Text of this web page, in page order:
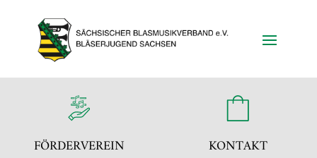
FÖRDERVEREIN KONTAKT